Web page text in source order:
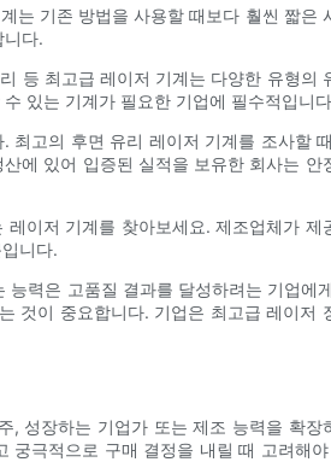
는 기존 방법을 사용할 때보다 훨씬 짧은
다.
등 최고급 레이저 기계는 다양한 유형의
있는 기계가 필요한 기업에 필수적입니
최고의 후면 유리 레이저 기계를 조사할
에 있어 입증된 실적을 보유한 회사는 안
이저 기계를 찾아보세요. 제조업체가 제
니다.
력은 고품질 결과를 달성하려는 기업에
것이 중요합니다. 기업은 최고급 레이저
, 성장하는 기업가 또는 제조 능력을 확장
궁극적으로 구매 결정을 내릴 때 고려해